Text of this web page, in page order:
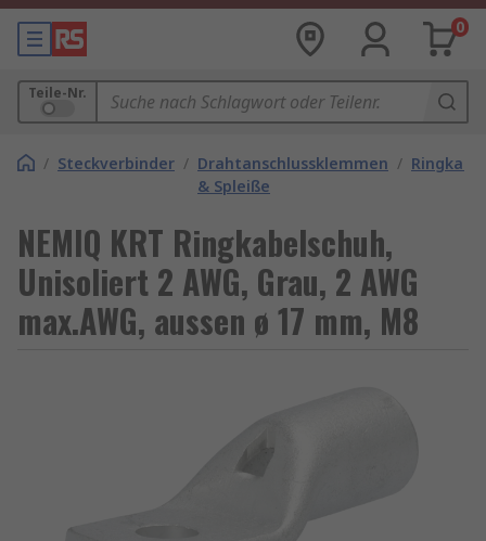
0
Teile-Nr.
/ Steckverbinder / Drahtanschlussklemmen
& Spleiße
/
NEMIQ KRT Ringkabelschuh,
Unisoliert 2 AWG, Grau, 2 AWG
max.AWG, aussen ø 17 mm, M8